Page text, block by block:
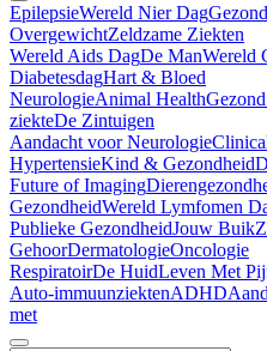
EpilepsieWereld Nier Dag
OvergewichtZeldzame Ziekten
Wereld Aids DagDe ManWereld
DiabetesdagHart & Bloed
NeurologieAnimal Health
ziekteDe Zintuigen
Aandacht voor Neurologie
HypertensieKind & Gezondheid
Future of Imaging
GezondheidWereld Lymfomen
Publieke GezondheidJouw Buik
GehoorDermatologieOncologie
RespiratoirDe HuidLeven Met
Auto-immuunziektenADHD
met